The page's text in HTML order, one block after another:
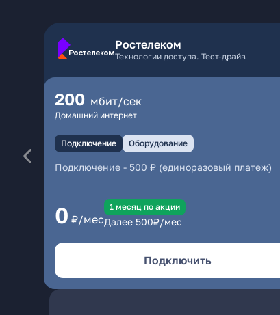
Ростелеком
Технологии доступа. Тест-драйв
200 мбит/сек
Домашний интернет
Подключение Оборудование
Подключение - 500 ₽ (единоразовый платеж)
0 ₽/мес
1 месяц по акции
Далее 500₽/мес
Подключить